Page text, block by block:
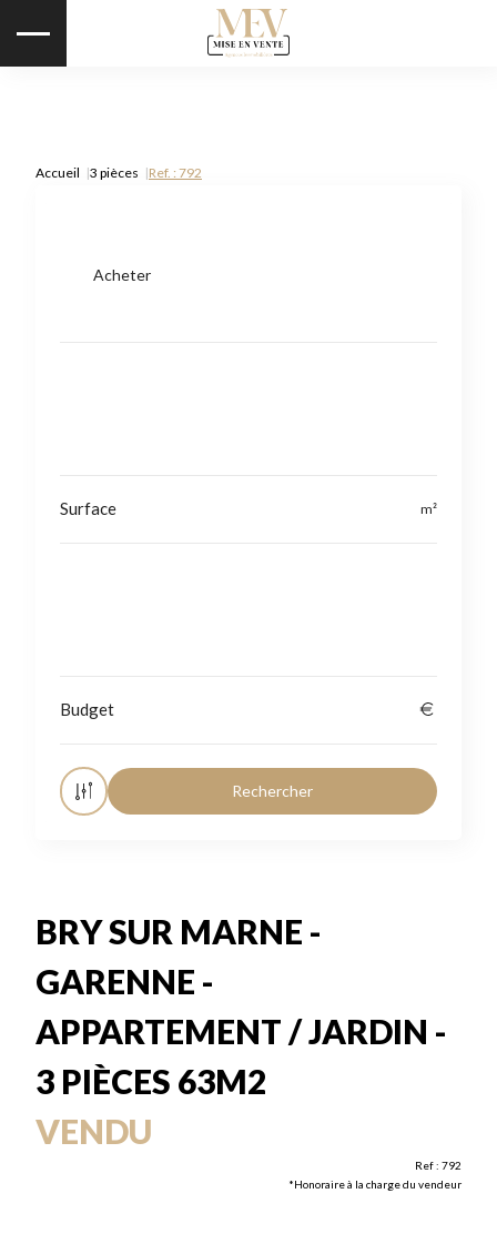
Accueil 3 pièces Ref. : 792
Acheter
BRY SUR MARNE -
GARENNE -
APPARTEMENT / JARDIN -
3 PIÈCES 63M2
VENDU
Ref : 792
*Honoraire à la charge du vendeur